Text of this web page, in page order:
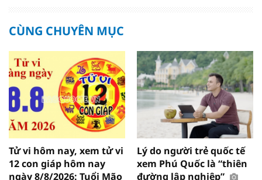
CÙNG CHUYÊN MỤC
Tử vi hôm nay, xem tử vi
12 con giáp hôm nay
ngày 8/8/2026: Tuổi Mão
Lý do người trẻ quốc tế
xem Phú Quốc là “thiên
đường lập nghiệp”